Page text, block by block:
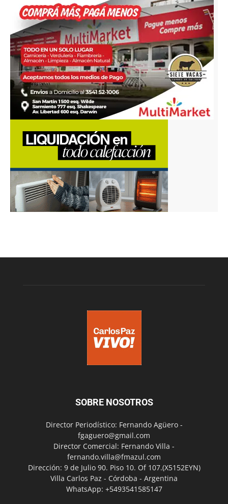
SOBRE NOSOTROS
Director Periodístico: Fernando Agüero -
fgaguero@gmail.com
Director Comercial: Fernando Villa -
fernando.villa@fmazul.com
Dirección: 9 de Julio 90. Piso 10. Of 107.(X5152EYN)
Villa Carlos Paz - Córdoba - Argentina
WhatsApp: +5493541585147